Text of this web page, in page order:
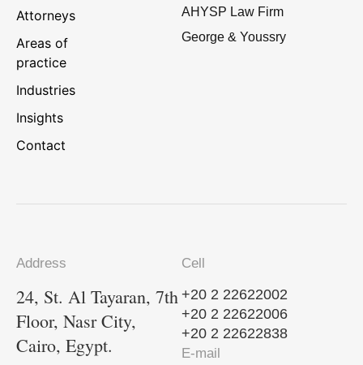
Attorneys
Areas of
practice
Industries
Insights
Contact
AHYSP Law Firm
George & Youssry
Address
24, St. Al Tayaran, 7th
Floor, Nasr City,
Cairo, Egypt.
Cell
+20 2 22622002
+20 2 22622006
+20 2 22622838
E-mail